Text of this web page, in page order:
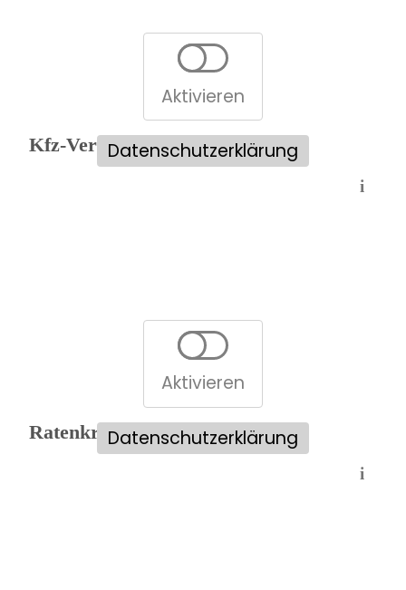
Aktivieren
Datenschutzerklärung
Kfz-Versicherungsvergleich:
i
Aktivieren
Datenschutzerklärung
Ratenkreditvergleich:
i